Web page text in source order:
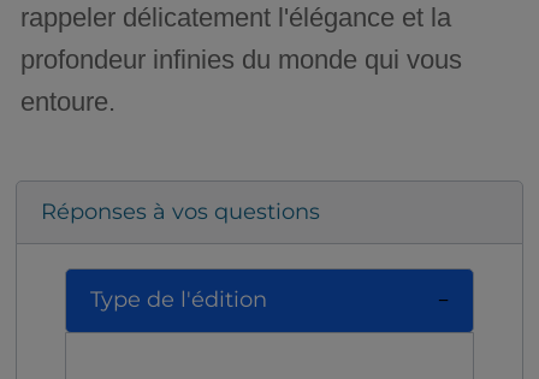
rappeler délicatement l'élégance et la
profondeur infinies du monde qui vous
entoure.
Réponses à vos questions
Type de l'édition